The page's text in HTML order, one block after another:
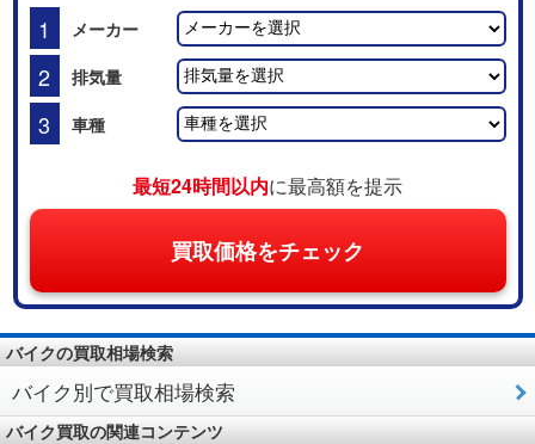
1 メーカー
2 排気量
3 車種
最短24時間以内に最高額を提示
買取価格をチェック
バイクの買取相場検索
バイク別で買取相場検索
バイク買取の関連コンテンツ